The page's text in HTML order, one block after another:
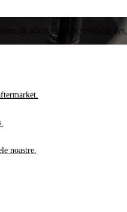
de schimb pentru vehiculul dvs.
noastre.